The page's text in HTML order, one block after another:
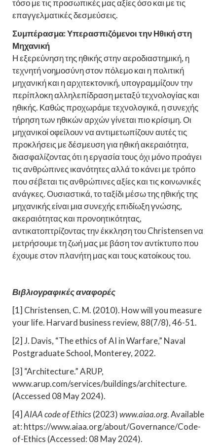
τόσο με τις προσωπικές μας αξίες όσο και με τις
επαγγελματικές δεσμεύσεις.
Συμπέρασμα: Υπερασπιζόμενοι την Ηθική στη
Μηχανική
Η εξερεύνηση της ηθικής στην αεροδιαστημική, η
τεχνητή νοημοσύνη στον πόλεμο και η πολιτική
μηχανική και η αρχιτεκτονική, υπογραμμίζουν την
περίπλοκη αλληλεπίδραση μεταξύ τεχνολογίας και
ηθικής. Καθώς προχωράμε τεχνολογικά, η συνεχής
τήρηση των ηθικών αρχών γίνεται πιο κρίσιμη. Οι
μηχανικοί οφείλουν να αντιμετωπίζουν αυτές τις
προκλήσεις με δέσμευση για ηθική ακεραιότητα,
διασφαλίζοντας ότι η εργασία τους όχι μόνο προάγει
τις ανθρώπινες ικανότητες αλλά το κάνει με τρόπο
που σέβεται τις ανθρώπινες αξίες και τις κοινωνικές
ανάγκες. Ουσιαστικά, το ταξίδι μέσω της ηθικής της
μηχανικής είναι μια συνεχής επιδίωξη γνώσης,
ακεραιότητας και προνοητικότητας,
αντικατοπτρίζοντας την έκκληση του Christensen να
μετρήσουμε τη ζωή μας με βάση τον αντίκτυπο που
έχουμε στον πλανήτη μας και τους κατοίκους του.
Βιβλιογραφικές αναφορές
[1] Christensen, C. M. (2010). How will you measure
your life. Harvard business review, 88(7/8), 46-51.
[2] J. Davis, “The ethics of AI in Warfare,” Naval
Postgraduate School, Monterey, 2022.
[3] “Architecture.” ARUP,
www.arup.com/services/buildings/architecture.
(Accessed 08 May 2024).
[4] AIAA code of Ethics(2023)www.aiaa.org. Available
at: https://www.aiaa.org/about/Governance/Code-
of-Ethics (Accessed: 08 May 2024).